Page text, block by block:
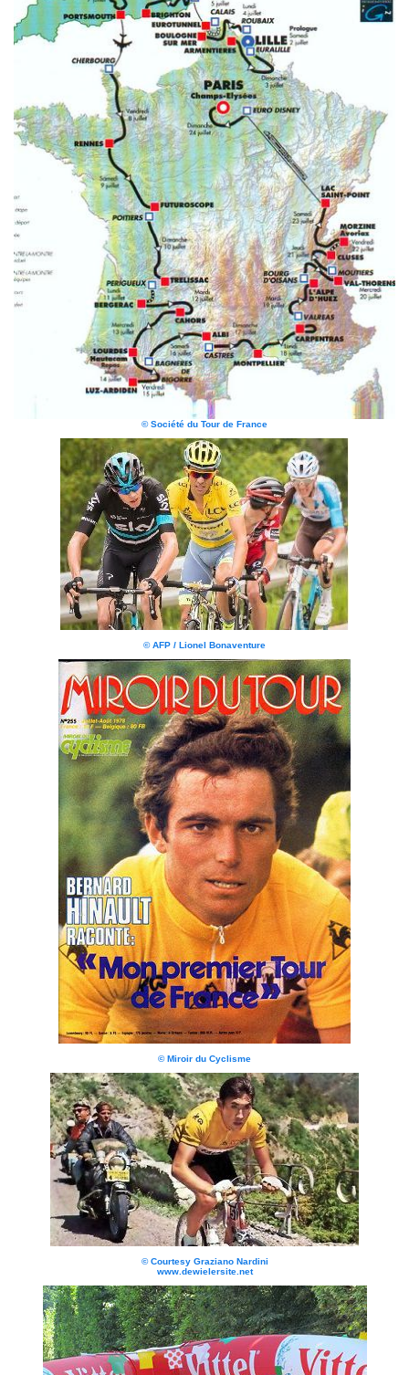
© Société du Tour de France
© AFP / Lionel Bonaventure
© Miroir du Cyclisme
© Courtesy Graziano Nardini
www.dewielersite.net